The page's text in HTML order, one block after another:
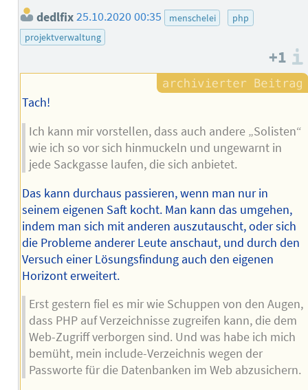
dedlfix25.10.2020 00:35 menschelei
php
projektverwaltung
+1
Tach!
Ich kann mir vorstellen, dass auch andere „Solisten“
wie ich so vor sich hinmuckeln und ungewarnt in
jede Sackgasse laufen, die sich anbietet.
Das kann durchaus passieren, wenn man nur in
seinem eigenen Saft kocht. Man kann das umgehen,
indem man sich mit anderen auszutauscht, oder sich
die Probleme anderer Leute anschaut, und durch den
Versuch einer Lösungsfindung auch den eigenen
Horizont erweitert.
Erst gestern fiel es mir wie Schuppen von den Augen,
dass PHP auf Verzeichnisse zugreifen kann, die dem
Web-Zugriff verborgen sind. Und was habe ich mich
bemüht, mein include-Verzeichnis wegen der
Passworte für die Datenbanken im Web abzusichern.